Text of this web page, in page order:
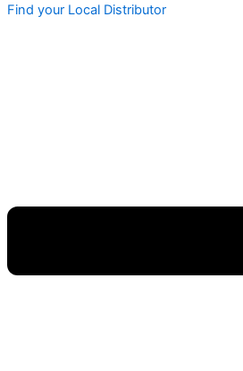
Find your Local Distributor